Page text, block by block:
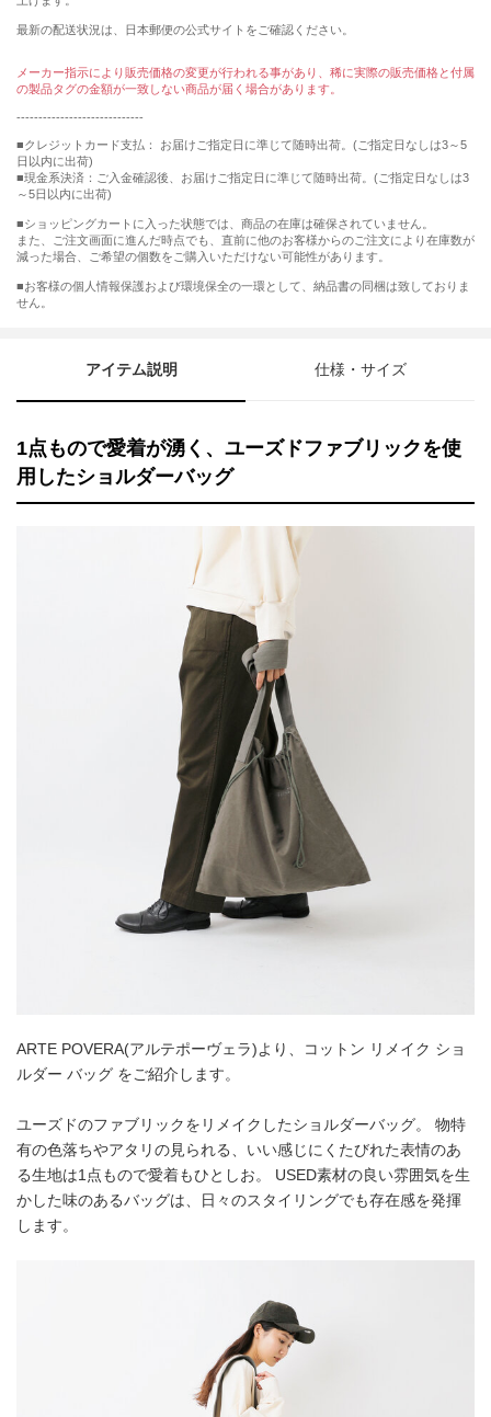
最新の配送状況は、日本郵便の公式サイトをご確認ください。
メーカー指示により販売価格の変更が行われる事があり、稀に実際の販売価格と付属
の製品タグの金額が一致しない商品が届く場合があります。
-----------------------------
■クレジットカード支払： お届けご指定日に準じて随時出荷。(ご指定日なしは3～5
日以内に出荷)
■現金系決済：ご入金確認後、お届けご指定日に準じて随時出荷。(ご指定日なしは3
～5日以内に出荷)
■ショッピングカートに入った状態では、商品の在庫は確保されていません。
また、ご注文画面に進んだ時点でも、直前に他のお客様からのご注文により在庫数が
減った場合、ご希望の個数をご購入いただけない可能性があります。
■お客様の個人情報保護および環境保全の一環として、納品書の同梱は致しておりま
せん。
アイテム説明 仕様・サイズ
1点もので愛着が湧く、ユーズドファブリックを使
用したショルダーバッグ
ARTE POVERA(アルテポーヴェラ)より、コットン リメイク ショ
ルダー バッグ をご紹介します。
ユーズドのファブリックをリメイクしたショルダーバッグ。 物特
有の色落ちやアタリの見られる、いい感じにくたびれた表情のあ
る生地は1点もので愛着もひとしお。 USED素材の良い雰囲気を生
かした味のあるバッグは、日々のスタイリングでも存在感を発揮
します。